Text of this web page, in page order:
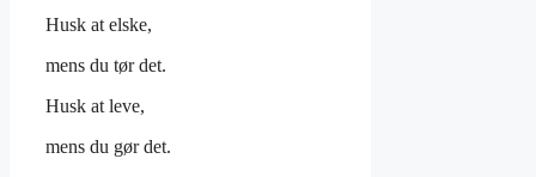
Husk at elske,
mens du tør det.
Husk at leve,
mens du gør det.